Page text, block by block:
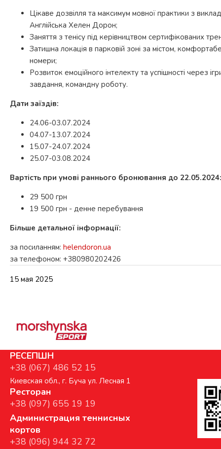
Цікаве дозвілля та максимум мовної практики з
Англійська Хелен Дорон;
Заняття з тенісу під керівництвом сертифікованих
Затишна локація в парковій зоні за містом,
номери;
Розвиток емоційного інтелекту та успішності через
завдання, командну роботу.
Дати заїздів:
24.06-03.07.2024
04.07-13.07.2024
15.07-24.07.2024
25.07-03.08.2024
Вартість при умові раннього бронювання до 22.05.2024:
29 500 грн
19 500 грн - денне перебування
Більше детальної інформації:
за посиланням: helendoron.ua
за телефоном: +380980202426
15 мая 2025
РЕСЕПШН
+38 (067) 486 52 15
Киевская обл., г. Буча ул. Лесная 1
Ресторан
+38 (097) 655 19 19
Администрация теннисных
кортов
+38 (096) 944 32 72